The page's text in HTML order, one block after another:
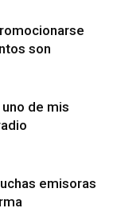
son
de mis
emisoras